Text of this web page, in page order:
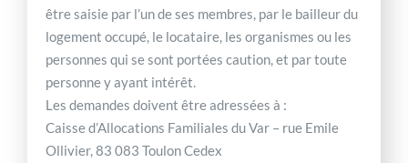
être saisie par l’un de ses membres, par le bailleur du
logement occupé, le locataire, les organismes ou les
personnes qui se sont portées caution, et par toute
personne y ayant intérêt.
Les demandes doivent être adressées à :
Caisse d’Allocations Familiales du Var – rue Emile
Ollivier, 83 083 Toulon Cedex